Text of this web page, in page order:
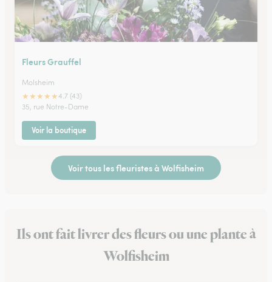
Fleurs Grauffel
Molsheim
★★★★★4.7 (43)
35, rue Notre-Dame
Voir la boutique
Voir tous les fleuristes à Wolfisheim
Ils ont fait livrer des fleurs ou une plante à
Wolfisheim